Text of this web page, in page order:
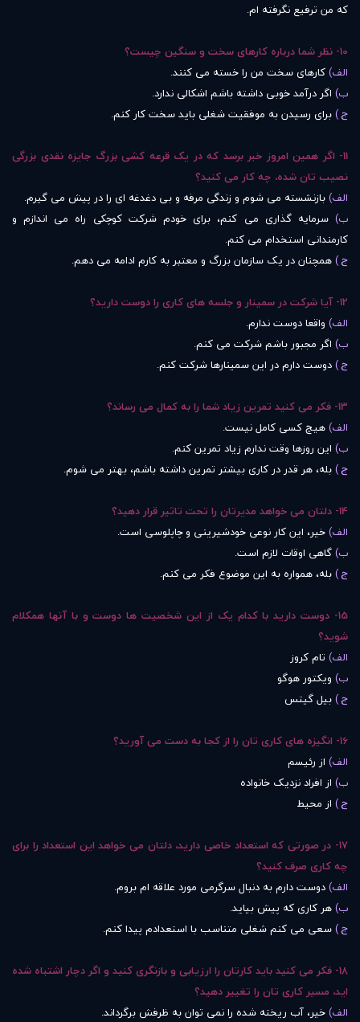
که من ترفیع نگرفته ام.
10- نظر شما درباره کارهای سخت و سنگین چیست؟
الف)کارهای سخت من را خسته می کنند.
ب) اگر درآمد خوبی داشته باشم اشکالی ندارد.
ج )برای رسیدن به موفقیت شغلی باید سخت کار کنم.
11- اگر همین امروز خبر برسد که در یک قرعه کشی بزرگ جایزه نقدی بزرگی
نصیب تان شده، چه کار می کنید؟
الف)بازنشسته می شوم و زندگی مرفه و بی دغدغه ای را در پیش می گیرم.
ب) سرمایه گذاری می کنم، برای خودم شرکت کوچکی راه می اندازم و
کارمندانی استخدام می کنم.
ج )همچنان در یک سازمان بزرگ و معتبر به کارم ادامه می دهم.
12- آیا شرکت در سمینار و جلسه های کاری را دوست دارید؟
الف) واقعا دوست ندارم.
ب) اگر مجبور باشم شرکت می کنم.
ج )دوست دارم در این سمینارها شرکت کنم.
13- فکر می کنید تمرین زیاد شما را به کمال می رساند؟
الف)هیچ کسی کامل نیست.
ب) این روزها وقت ندارم زیاد تمرین کنم.
ج )بله، هر قدر در کاری بیشتر تمرین داشته باشم، بهتر می شوم.
14- دلتان می خواهد مدیرتان را تحت تاثیر قرار دهید؟
الف)خیر، این کار نوعی خودشیرینی و چاپلوسی است.
ب)گاهی اوقات لازم است.
ج )بله، همواره به این موضوع فکر می کنم.
15- دوست دارید با کدام یک از این شخصیت ها دوست و با آنها همکلام
شوید؟
الف) تام کروز
ب) ویکتور هوگو
ج )بیل گیتس
16- انگیزه های کاری تان را از کجا به دست می آورید؟
الف) از رئیسم
ب) از افراد نزدیک خانواده
ج ) از محیط
17- در صورتی که استعداد خاصی دارید، دلتان می خواهد این استعداد را برای
چه کاری صرف کنید؟
الف)دوست دارم به دنبال سرگرمی مورد علاقه ام بروم.
ب)هر کاری که پیش بیاید.
ج )سعی می کنم شغلی متناسب با استعدادم پیدا کنم.
18- فکر می کنید باید کارتان را ارزیابی و بازنگری کنید و اگر دچار اشتباه شده
اید، مسیر کاری تان را تغییر دهید؟
الف)خیر، آب ریخته شده را نمی توان به ظرفش برگرداند.